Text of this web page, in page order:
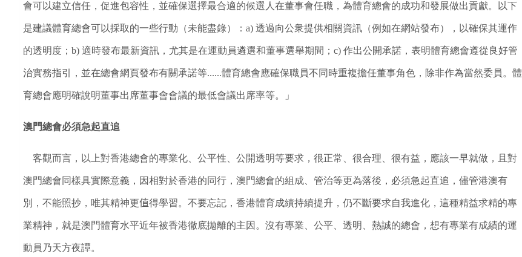
會可以建立信任，促進包容性，並確保選擇最合適的候選人在董事會任職，為體育總會的成功和發展做出貢獻。以下
是建議體育總會可以採取的一些行動（未能盡錄）：a) 透過向公衆提供相關資訊（例如在網站發布），以確保其運作
的透明度；b) 適時發布最新資訊，尤其是在運動員遴選和董事選舉期間；c) 作出公開承諾，表明體育總會遵從良好管
治實務指引，並在總會網頁發布有關承諾等......體育總會應確保職員不同時重複擔任董事角色，除非作為當然委員。體
育總會應明確說明董事出席董事會會議的最低會議出席率等。」
澳門總會必須急起直追
客觀而言，以上對香港總會的專業化、公平性、公開透明等要求，很正常、很合理、很有益，應該一早就做，且對
澳門總會同樣具實際意義，因相對於香港的同行， 澳門總會的組成、管治等更為落後，必須急起直追 ，儘管港澳有
別，不能照抄，唯其精神更值得學習。不要忘記，香港體育成績持續提升，仍不斷要求自我進化，這種精益求精的專
業精神，就是澳門體育水平近年被香港徹底拋離的主因。沒有專業、公平、透明、熱誠的總會，想有專業有成績的運
動員乃天方夜譚。